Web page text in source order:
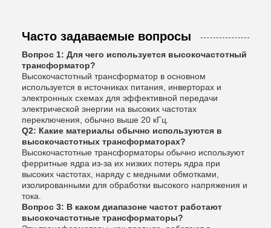
Часто задаваемые вопросы
Вопрос 1: Для чего используется высокочастотный
трансформатор?
Высокочастотный трансформатор в основном
используется в источниках питания, инверторах и
электронных схемах для эффективной передачи
электрической энергии на высоких частотах
переключения, обычно выше 20 кГц.
Q2: Какие материалы обычно используются в
высокочастотных трансформаторах?
Высокочастотные трансформаторы обычно используют
ферритные ядра из-за их низких потерь ядра при
высоких частотах, наряду с медными обмотками,
изолированными для обработки высокого напряжения и
тока.
Вопрос 3: В каком диапазоне частот работают
высокочастотные трансформаторы?